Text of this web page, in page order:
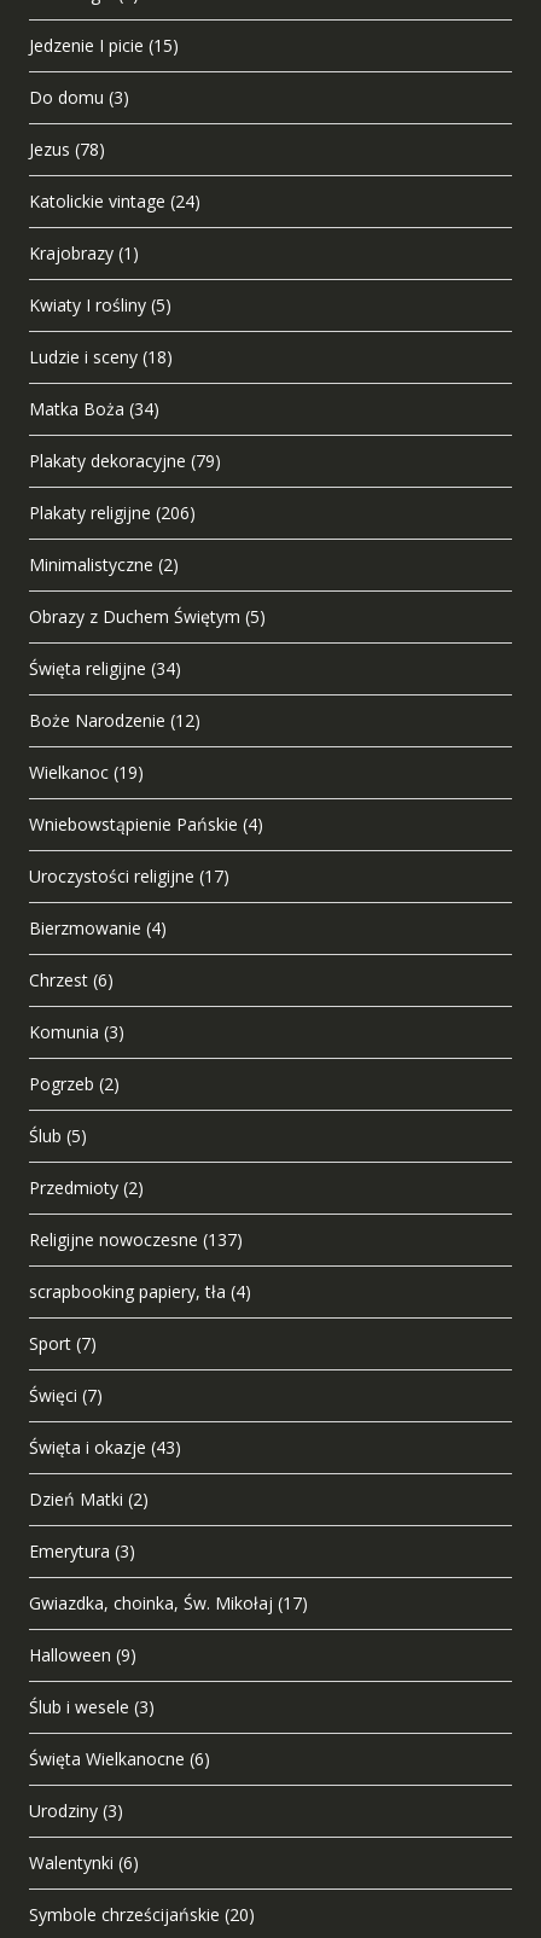
Jedzenie I picie (15)
Do domu (3)
Jezus (78)
Katolickie vintage (24)
Krajobrazy (1)
Kwiaty I rośliny (5)
Ludzie i sceny (18)
Matka Boża (34)
Plakaty dekoracyjne (79)
Plakaty religijne (206)
Minimalistyczne (2)
Obrazy z Duchem Świętym (5)
Święta religijne (34)
Boże Narodzenie (12)
Wielkanoc (19)
Wniebowstąpienie Pańskie (4)
Uroczystości religijne (17)
Bierzmowanie (4)
Chrzest (6)
Komunia (3)
Pogrzeb (2)
Ślub (5)
Przedmioty (2)
Religijne nowoczesne (137)
scrapbooking papiery, tła (4)
Sport (7)
Święci (7)
Święta i okazje (43)
Dzień Matki (2)
Emerytura (3)
Gwiazdka, choinka, Św. Mikołaj (17)
Halloween (9)
Ślub i wesele (3)
Święta Wielkanocne (6)
Urodziny (3)
Walentynki (6)
Symbole chrześcijańskie (20)